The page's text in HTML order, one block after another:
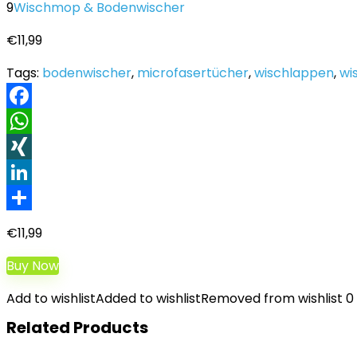
9Wischmop & Bodenwischer
€11,99
Tags: bodenwischer, microfasertücher,wischlappen,
Facebook
WhatsApp
XING
LinkedIn
€11,99
Buy Now
Add to wishlistAdded to wishlistRemoved from wishlist 0
Related Products